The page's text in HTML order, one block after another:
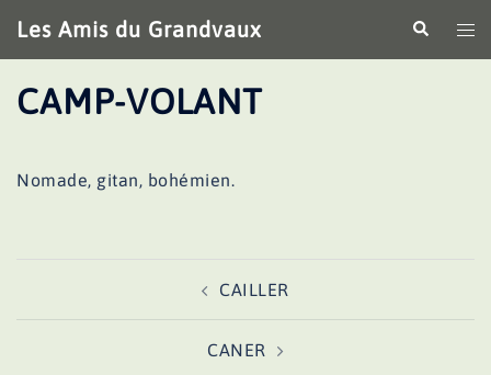
au
contenu
Les Amis du Grandvaux
le
CAMP-VOLANT
Nomade, gitan, bohémien.
CAILLER
CANER